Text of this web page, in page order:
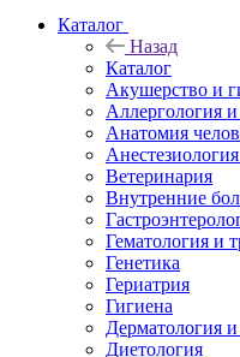
Каталог
Назад
Каталог
Акушерство и
Аллергология
Анатомия
Ветеринария
Внутренние
Гематология и
Генетика
Гериатрия
Гигиена
Дерматология
Диетология